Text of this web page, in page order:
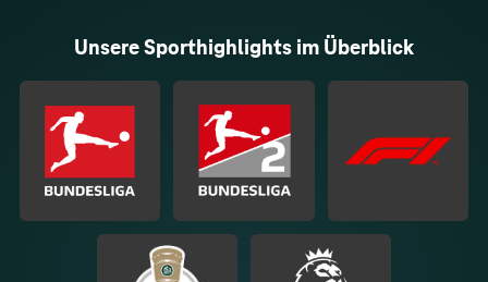
Unsere Sporthighlights im Überblick